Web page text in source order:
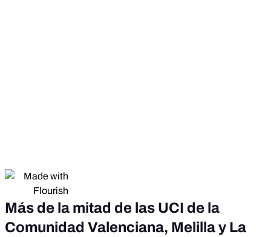
Más de la mitad de las UCI de la
Comunidad Valenciana, Melilla y La